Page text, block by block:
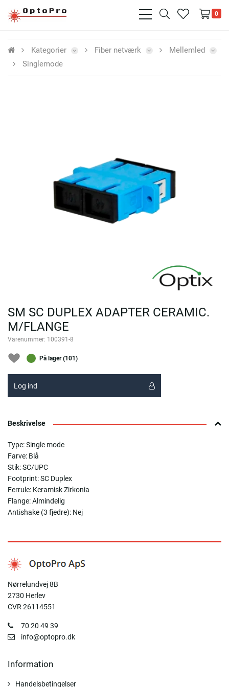
bars
light
searchheart
0
Kategorier Fiber netværk
Mellemled
Singlemode
SM SC DUPLEX ADAPTER CERAMIC.
M/FLANGE
Varenummer: 100391-8
På lager (101)
Log ind
Beskrivelse
Type: Single mode
Farve: Blå
Stik: SC/UPC
Footprint: SC Duplex
Ferrule: Keramisk Zirkonia
Flange: Almindelig
Antishake (3 fjedre): Nej
Nørrelundvej 8B
2730 Herlev
CVR 26114551
70 20 49 39
info@optopro.dk
Information
Handelsbetingelser